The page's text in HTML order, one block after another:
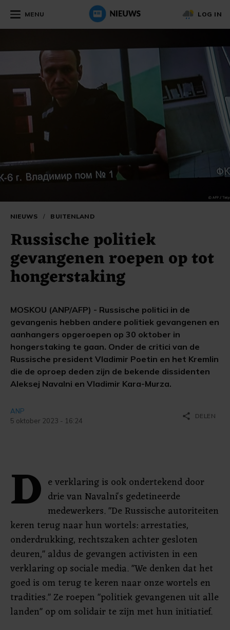
MENU LOG IN
NIEUWS / BUITENLAND
Russische politiek
gevangenen roepen op tot
hongerstaking
MOSKOU (ANP/AFP) - Russische politici in de
gevangenis hebben andere politiek gevangenen en
aanhangers opgeroepen op 30 oktober in
hongerstaking te gaan. Onder de critici van de
Russische president Vladimir Poetin en het Kremlin
die de oproep deden zijn de bekende dissidenten
Aleksej Navalni en Vladimir Kara-Murza.
ANP
5 oktober 2023 - 16:24
share DELEN
D e verklaring is ook ondertekend door
drie van Navalni's gedetineerde
medewerkers. "De Russische autoriteiten
keren terug naar hun wortels: arrestaties,
onderdrukking, rechtszaken achter gesloten
deuren," aldus de gevangen activisten in een
verklaring op sociale media. "We denken dat het
goed is om terug te keren naar onze wortels en
tradities." Ze roepen "politiek gevangenen uit alle
landen" op om solidair te zijn met hun initiatief.